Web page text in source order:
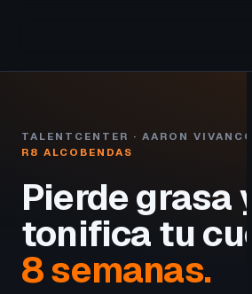
TALENTCENTER · AARON
R8 ALCOBENDAS
Pierde grasa y
tonifica tu
8 semanas.